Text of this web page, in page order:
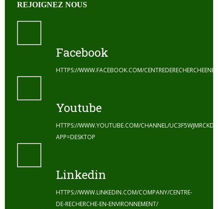
REJOIGNEZ NOUS
Facebook
HTTPS://WWW.FACEBOOK.COM/
Youtube
HTTPS://WWW.YOUTUBE.COM/CHANNEL/
APP=DESKTOP
Linkedin
HTTPS://WWW.LINKEDIN.COM/COMPANY/CENTRE-
DE-RECHERCHE-EN-ENVIRONNEMENT/